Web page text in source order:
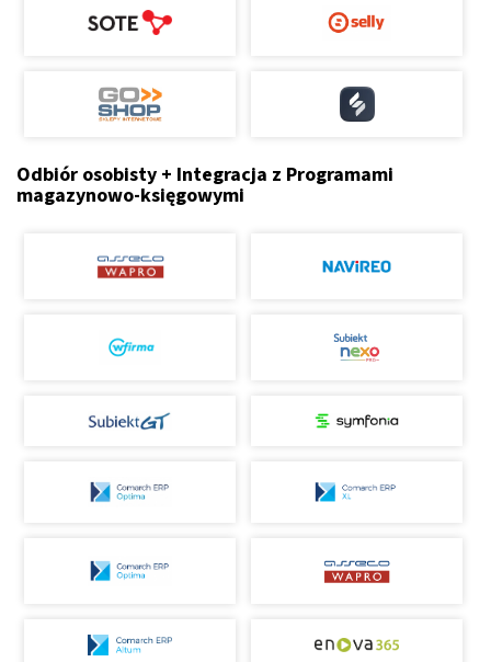
Odbiór osobisty + Integracja z Programami
magazynowo-księgowymi